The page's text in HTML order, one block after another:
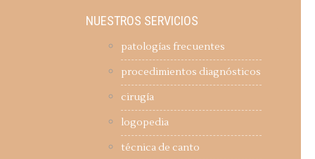
NUESTROS SERVICIOS
patologías frecuentes
procedimientos diagnósticos
cirugía
logopedia
técnica de canto